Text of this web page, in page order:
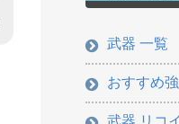
武器 一覧
おすすめ
武器 リコ